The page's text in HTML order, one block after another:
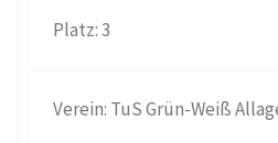
3
TuS Grün-Weiß